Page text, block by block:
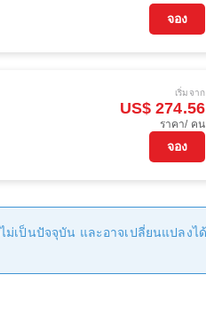
จอง
เริ่มจาก
US$ 274.56
ราคา/ คน
จอง
เป็นปัจจุบัน และอาจเปลี่ยนแปลง